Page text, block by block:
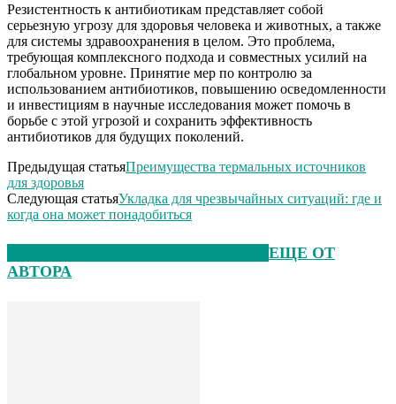
Резистентность к антибиотикам представляет собой
серьезную угрозу для здоровья человека и животных, а также
для системы здравоохранения в целом. Это проблема,
требующая комплексного подхода и совместных усилий на
глобальном уровне. Принятие мер по контролю за
использованием антибиотиков, повышению осведомленности
и инвестициям в научные исследования может помочь в
борьбе с этой угрозой и сохранить эффективность
антибиотиков для будущих поколений.
Предыдущая статьяПреимущества термальных источников
для здоровья
Следующая статьяУкладка для чрезвычайных ситуаций: где и
когда она может понадобиться
ЕЩЕ ОТ
АВТОРА